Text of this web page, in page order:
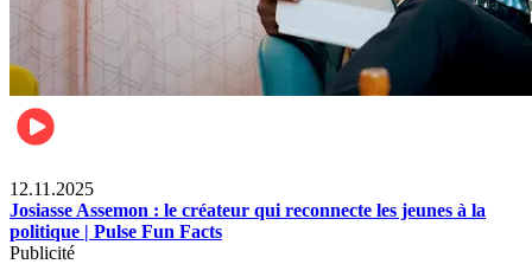
12.11.2025
Josiasse Assemon : le créateur qui reconnecte les jeunes à la
politique | Pulse Fun Facts
Publicité